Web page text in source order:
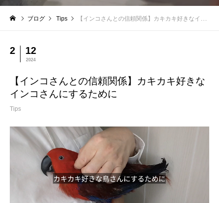
ブログ Tips 【インコさんとの信頼関係】カキカキ好きなインコさんにするために
2 12
2024
【インコさんとの信頼関係】カキカキ好きな
インコさんにするために
Tips